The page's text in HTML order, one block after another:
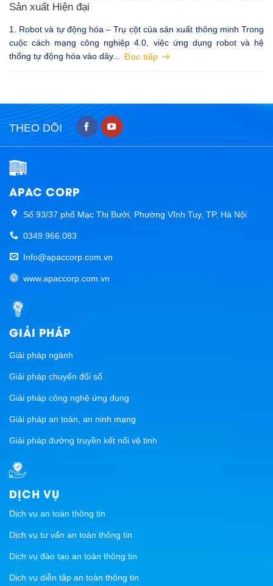
Sản xuất Hiện đại
1. Robot và tự động hóa – Trụ cột của sản xuất thông minh Trong
cuộc cách mạng công nghiệp 4.0, việc ứng dụng robot và hệ
thống tự động hóa vào dây...
Đọc tiếp
THEO DÕI
APAC CORP
Số 93/37 phố Mạc Thị Bưởi, Phường Vĩnh Tuy, TP. Hà Nội
0349.966.083
Info@apaccorp.com.vn
www.apaccorp.com.vn
GIẢI PHÁP
Giải pháp ngành
Giải pháp chuyển đổi số
Giải pháp công nghệ ứng dụng
Giải pháp an toàn, an ninh mạng
Giải pháp đường truyền kết nối vệ tinh
DỊCH VỤ
Dịch vụ an toàn thông tin
Dịch vụ tư vấn an toàn thông tin
Dịch vụ đào tạo an toàn thông tin
Dịch vụ diễn tập an toàn thông tin